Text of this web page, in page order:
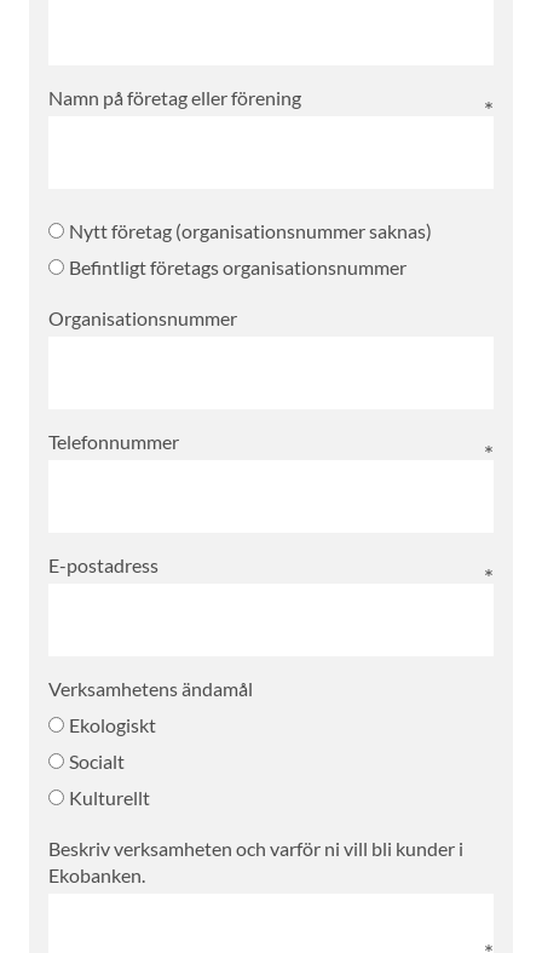
Namn på företag eller förening
Nytt företag (organisationsnummer saknas)
Befintligt företags organisationsnummer
Organisationsnummer
Telefonnummer
E-postadress
Verksamhetens ändamål
Ekologiskt
Socialt
Kulturellt
Beskriv verksamheten och varför ni vill bli kunder i
Ekobanken.